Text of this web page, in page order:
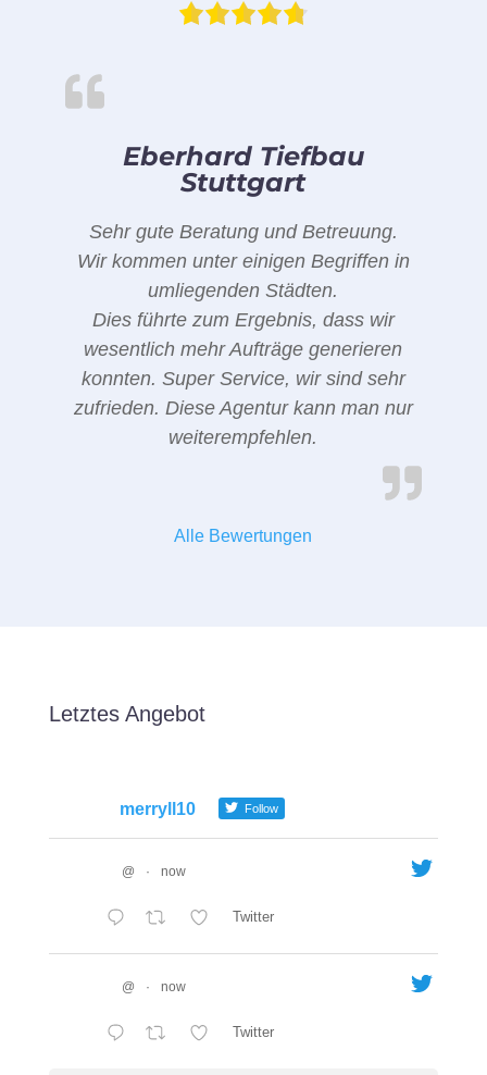
Eberhard Tiefbau
Stuttgart
Sehr gute Beratung und Betreuung.
Wir kommen unter einigen Begriffen in
umliegenden Städten.
Dies führte zum Ergebnis, dass wir
wesentlich mehr Aufträge generieren
konnten. Super Service, wir sind sehr
zufrieden. Diese Agentur kann man nur
weiterempfehlen.
Alle Bewertungen
Letztes Angebot
merryll10 Follow
@ · now
Twitter
@ · now
Twitter